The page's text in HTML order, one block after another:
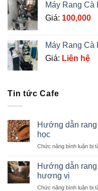
Máy Rang Cà
Giá: 100,000
Máy Rang Cà
Giá: Liên hệ
Tin tức Cafe
Hướng dẫn
học
Chức năng bình luận bị
Hướng dẫn
hương vị
Chức năng bình luận bị